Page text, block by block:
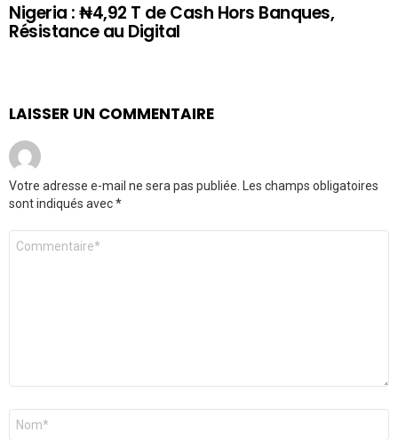
Nigeria : ₦4,92 T de Cash Hors Banques,
Résistance au Digital
LAISSER UN COMMENTAIRE
Votre adresse e-mail ne sera pas publiée. Les champs obligatoires
sont indiqués avec*
Commentaire
Nom